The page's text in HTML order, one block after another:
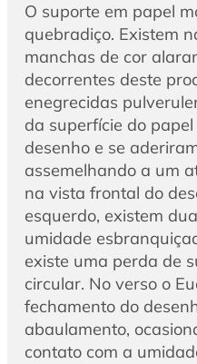
O suporte em papel
quebradiço. Existem
manchas de cor
decorrentes deste
enegrecidas
da superfície do
desenho e se
assemelhando a um
na vista frontal do
esquerdo, existem
umidade
existe uma perda de
circular. No verso o
fechamento do
abaulamento,
contato com a